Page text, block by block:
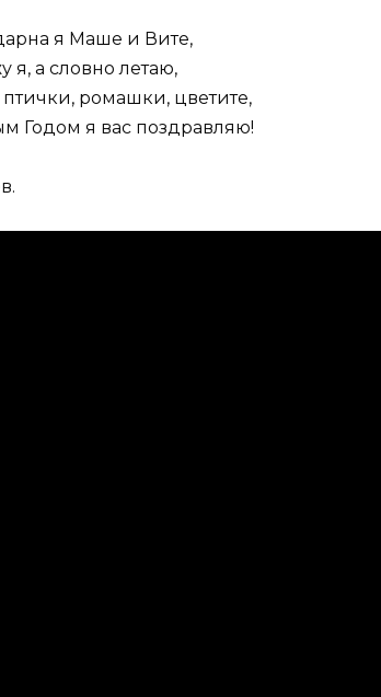
я Маше и Вите,
я, а словно летаю,
птички, ромашки, цветите,
Годом я вас поздравляю!